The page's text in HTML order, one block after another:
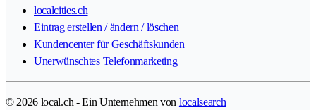
localcities.ch
Eintrag erstellen / ändern / löschen
Kundencenter für Geschäftskunden
Unerwünschtes Telefonmarketing
© 2026 local.ch - Ein Unternehmen von localsearch